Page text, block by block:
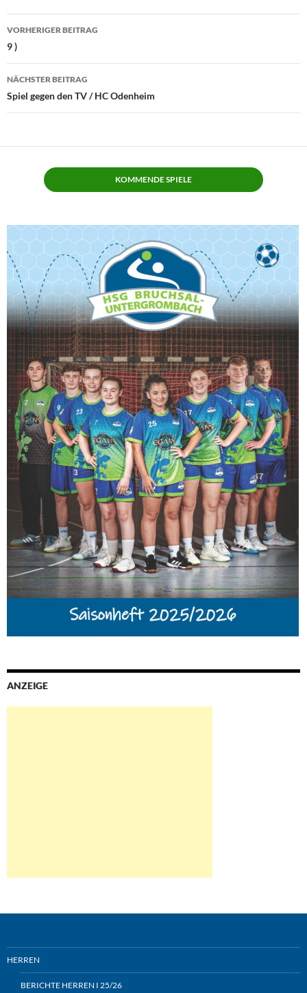
Beitragsnavigation
VORHERIGER BEITRAG
9 )
NÄCHSTER BEITRAG
Spiel gegen den TV / HC Odenheim
KOMMENDE SPIELE
ANZEIGE
HERREN
BERICHTE HERREN I 25/26